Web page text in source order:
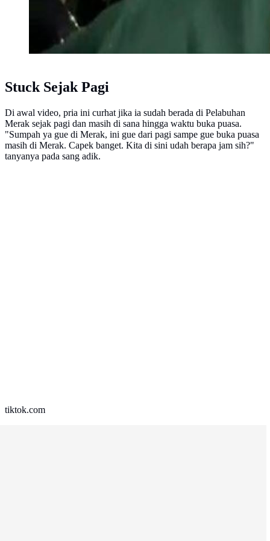
Stuck Sejak Pagi
Di awal video, pria ini curhat jika ia sudah berada di Pelabuhan
Merak sejak pagi dan masih di sana hingga waktu buka puasa.
"Sumpah ya gue di Merak, ini gue dari pagi sampe gue buka puasa
masih di Merak. Capek banget. Kita di sini udah berapa jam sih?"
tanyanya pada sang adik.
tiktok.com